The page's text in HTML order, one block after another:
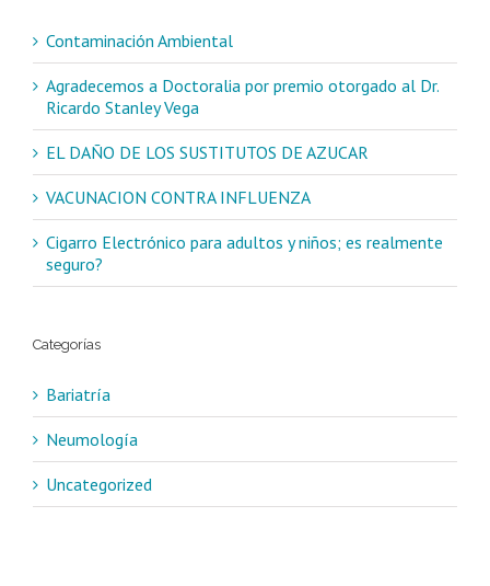
Contaminación Ambiental
Agradecemos a Doctoralia por premio otorgado al Dr.
Ricardo Stanley Vega
EL DAÑO DE LOS SUSTITUTOS DE AZUCAR
VACUNACION CONTRA INFLUENZA
Cigarro Electrónico para adultos y niños; es realmente
seguro?
Categorías
Bariatría
Neumología
Uncategorized